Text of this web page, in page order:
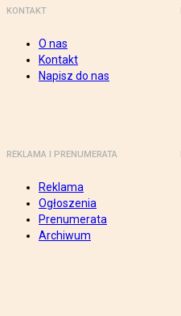
KONTAKT
O nas
Kontakt
Napisz do nas
REKLAMA I PRENUMERATA
Reklama
Ogłoszenia
Prenumerata
Archiwum